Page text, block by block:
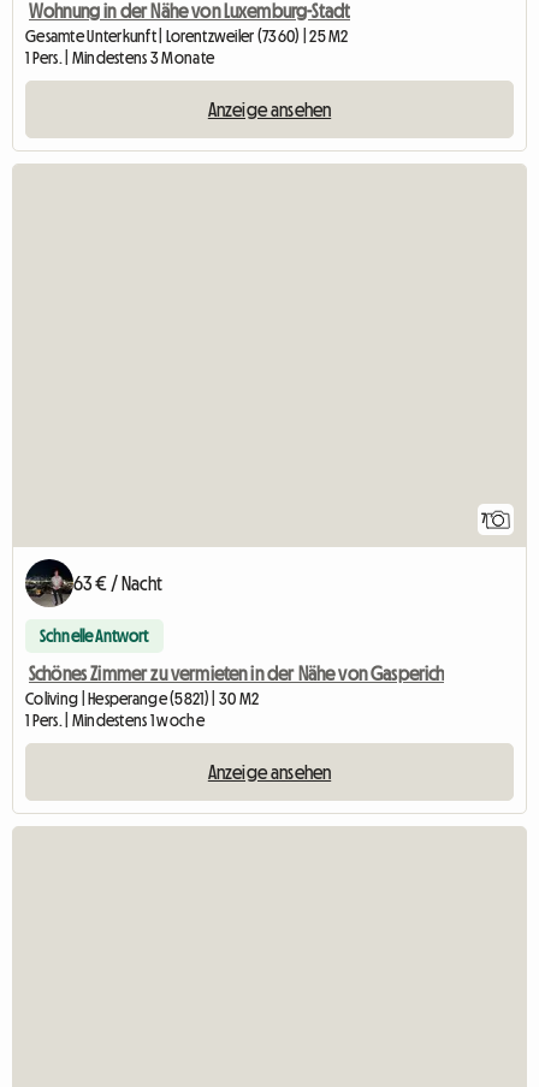
Wohnung in der Nähe von Luxemburg-Stadt
Gesamte Unterkunft | Lorentzweiler (7360) | 25 M2
1 Pers. | Mindestens 3 Monate
Anzeige ansehen
7
63 € / Nacht
Schnelle Antwort
Schönes Zimmer zu vermieten in der Nähe von Gasperich
Coliving | Hesperange (5821) | 30 M2
1 Pers. | Mindestens 1 woche
Anzeige ansehen